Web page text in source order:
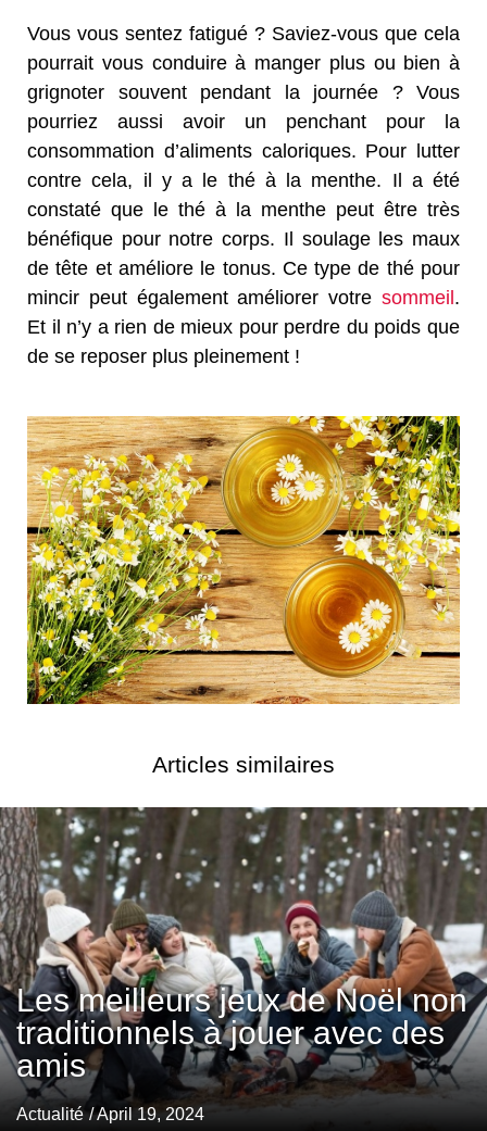
Vous vous sentez fatigué ? Saviez-vous que cela
pourrait vous conduire à manger plus ou bien à
grignoter souvent pendant la journée ? Vous
pourriez aussi avoir un penchant pour la
consommation d’aliments caloriques. Pour lutter
contre cela, il y a le thé à la menthe. Il a été
constaté que le thé à la menthe peut être très
bénéfique pour notre corps. Il soulage les maux
de tête et améliore le tonus. Ce type de thé pour
mincir peut également améliorer votre sommeil.
Et il n’y a rien de mieux pour perdre du poids que
de se reposer plus pleinement !
Articles similaires
Les meilleurs jeux de Noël non
traditionnels à jouer avec des
amis
Actualité / April 19, 2024